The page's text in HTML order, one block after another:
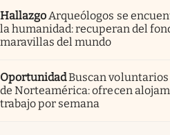
Hallazgo Arqueólogos se
la humanidad: recuperan del
maravillas del mundo
OportunidadBuscan
de Norteamérica: ofrecen
trabajo por semana